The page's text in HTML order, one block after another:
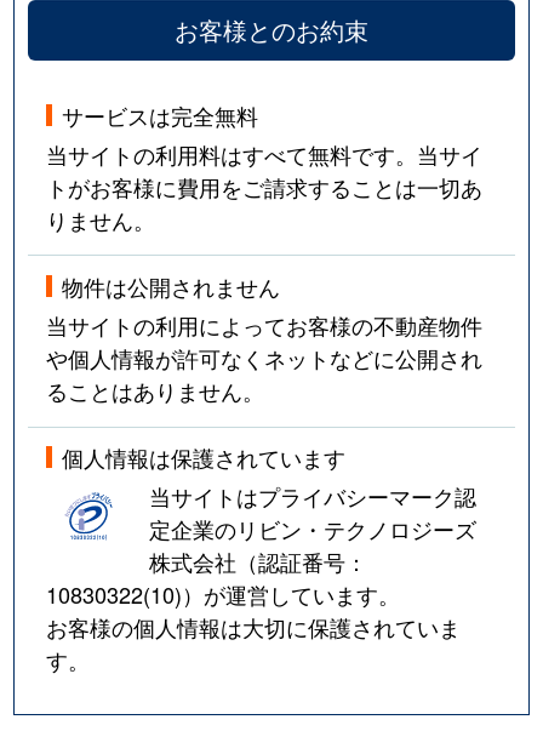
お客様とのお約束
サービスは完全無料
当サイトの利用料はすべて無料です。当サイ
トがお客様に費用をご請求することは一切あ
りません。
物件は公開されません
当サイトの利用によってお客様の不動産物件
や個人情報が許可なくネットなどに公開され
ることはありません。
個人情報は保護されています
当サイトはプライバシーマーク認
定企業のリビン・テクノロジーズ
株式会社（認証番号：
10830322(10)）が運営しています。
お客様の個人情報は大切に保護されていま
す。